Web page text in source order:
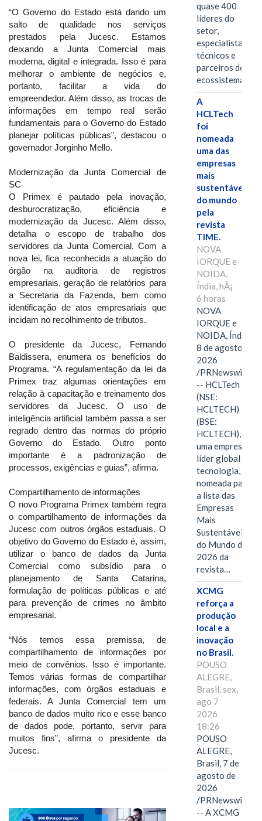
“O Governo do Estado está dando um
salto de qualidade nos serviços
prestados pela Jucesc. Estamos
deixando a Junta Comercial mais
moderna, digital e integrada. Isso é para
melhorar o ambiente de negócios e,
portanto, facilitar a vida do
empreendedor. Além disso, as trocas de
informações em tempo real serão
fundamentais para o Governo do Estado
planejar políticas públicas”, destacou o
governador Jorginho Mello.
Modernização da Junta Comercial de
SC
O Primex é pautado pela inovação,
desburocratização, eficiência e
modernização da Jucesc. Além disso,
detalha o escopo de trabalho dos
servidores da Junta Comercial. Com a
nova lei, fica reconhecida a atuação do
órgão na auditoria de registros
empresariais, geração de relatórios para
a Secretaria da Fazenda, bem como
identificação de atos empresariais que
incidam no recolhimento de tributos.
O presidente da Jucesc, Fernando
Baldissera, enumera os benefícios do
Programa. “A regulamentação da lei da
Primex traz algumas orientações em
relação à capacitação e treinamento dos
servidores da Jucesc. O uso de
inteligência artificial também passa a ser
regrado dentro das normas do próprio
Governo do Estado. Outro ponto
importante é a padronização de
processos, exigências e guias”, afirma.
Compartilhamento de informações
O novo Programa Primex também regra
o compartilhamento de informações da
Jucesc com outros órgãos estaduais. O
objetivo do Governo do Estado é, assim,
utilizar o banco de dados da Junta
Comercial como subsídio para o
planejamento de Santa Catarina,
formulação de políticas públicas e até
para prevenção de crimes no âmbito
empresarial.
“Nós temos essa premissa, de
compartilhamento de informações por
meio de convênios. Isso é importante.
Temos várias formas de compartilhar
informações, com órgãos estaduais e
federais. A Junta Comercial tem um
banco de dados muito rico e esse banco
de dados pode, portanto, servir para
muitos fins”, afirma o presidente da
Jucesc.
quase 400
líderes do
setor,
especialistas
técnicos e
parceiros do
ecossistema.…
A
HCLTech
foi
nomeada
uma das
empresas
mais
sustentáveis
do mundo
pela
revista
TIME.
NOVA
IORQUE e
NOIDA,
Índia, hÃ¡
6 horas
NOVA
IORQUE e
NOIDA, Índia,
8 de agosto de
2026
/PRNewswire/
-- HCLTech
(NSE:
HCLTECH)
(BSE:
HCLTECH),
uma empresa
líder global em
tecnologia, foi
nomeada para
a lista das
Empresas
Mais
Sustentáveis
do Mundo de
2026 da
revista…
XCMG
reforça a
produção
local e a
inovação
no Brasil.
POUSO
ALEGRE,
Brasil, sex,
ago 7
2026
18:26
POUSO
ALEGRE,
Brasil, 7 de
agosto de
2026
/PRNewswire/
-- A XCMG